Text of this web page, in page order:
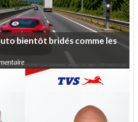
bientôt bridéscommeles